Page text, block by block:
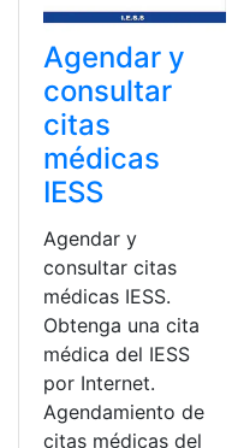
Agendar y
consultar
citas
médicas
IESS
Agendar y
consultar citas
médicas IESS.
Obtenga una cita
médica del IESS
por Internet.
Agendamiento de
citas médicas del